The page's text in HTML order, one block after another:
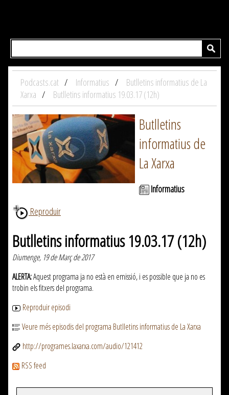
Podcasts.cat Informatius
Butlletins informatius de La
Xarxa
Butlletins informatius 19.03.17 (12h)
Butlletins
informatius de
La Xarxa
Informatius
Reproduir
Butlletins informatius 19.03.17 (12h)
Diumenge, 19 de Març de 2017
ALERTA:Aquest programa ja no està en emissió, i es possible que ja no es
trobin els fitxers del programa.
Reproduir episodi
Veure més episodis del programa Butlletins informatius de La Xarxa
http://programes.laxarxa.com/audio/121412
RSS feed